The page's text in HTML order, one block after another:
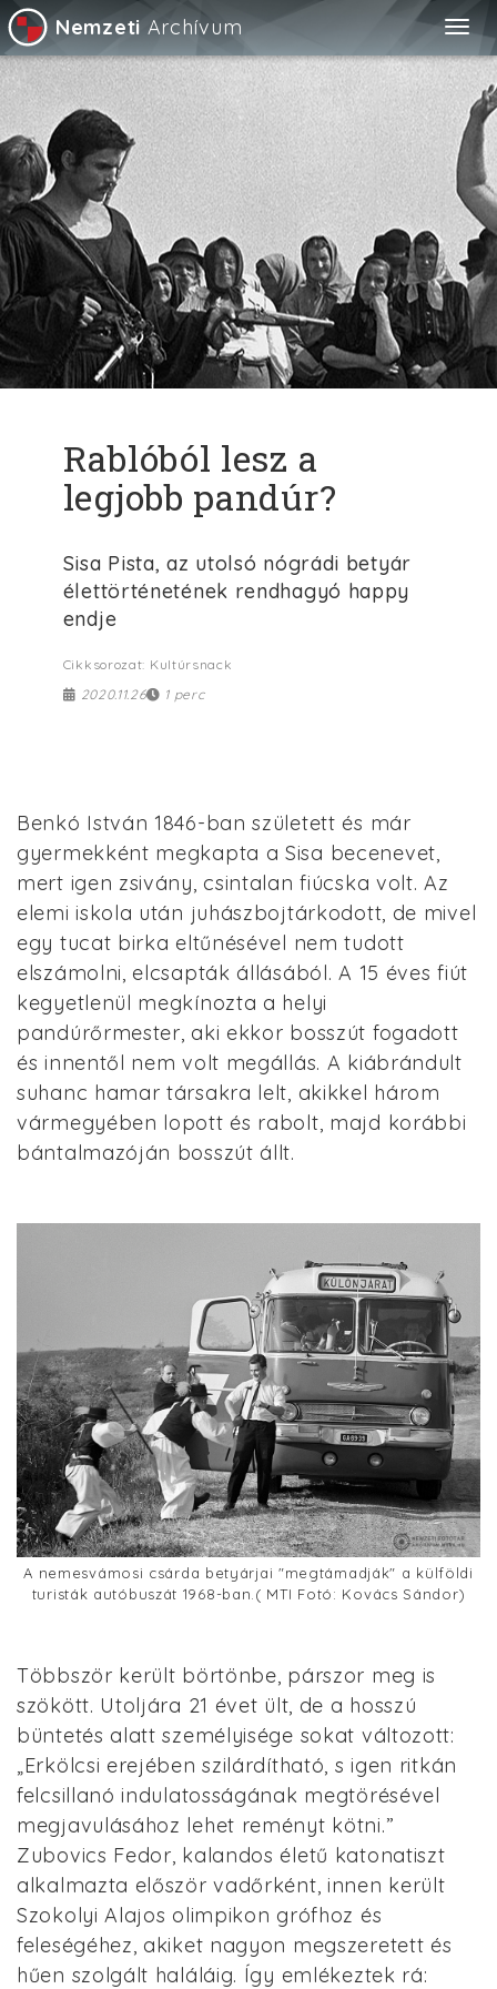
Nemzeti Archívum
Rablóból lesz a
legjobb pandúr?
Sisa Pista, az utolsó nógrádi betyár
élettörténetének rendhagyó happy
endje
Cikksorozat: Kultúrsnack
2020.11.26
1 perc
Benkó István 1846-ban született és már
gyermekként megkapta a Sisa becenevet,
mert igen zsivány, csintalan fiúcska volt. Az
elemi iskola után juhászbojtárkodott, de mivel
egy tucat birka eltűnésével nem tudott
elszámolni, elcsapták állásából. A 15 éves fiút
kegyetlenül megkínozta a helyi
pandúrőrmester, aki ekkor bosszút fogadott
és innentől nem volt megállás. A kiábrándult
suhanc hamar társakra lelt, akikkel három
vármegyében lopott és rabolt, majd korábbi
bántalmazóján bosszút állt.
A nemesvámosi csárda betyárjai "megtámadják" a külföldi
turisták autóbuszát 1968-ban.( MTI Fotó: Kovács Sándor)
Többször került börtönbe, párszor meg is
szökött. Utoljára 21 évet ült, de a hosszú
büntetés alatt személyisége sokat változott:
„Erkölcsi erejében szilárdítható, s igen ritkán
felcsillanó indulatosságának megtörésével
megjavulásához lehet reményt kötni.”
Zubovics Fedor, kalandos életű katonatiszt
alkalmazta először vadőrként, innen került
Szokolyi Alajos olimpikon grófhoz és
feleségéhez, akiket nagyon megszeretett és
hűen szolgált haláláig. Így emlékeztek rá: